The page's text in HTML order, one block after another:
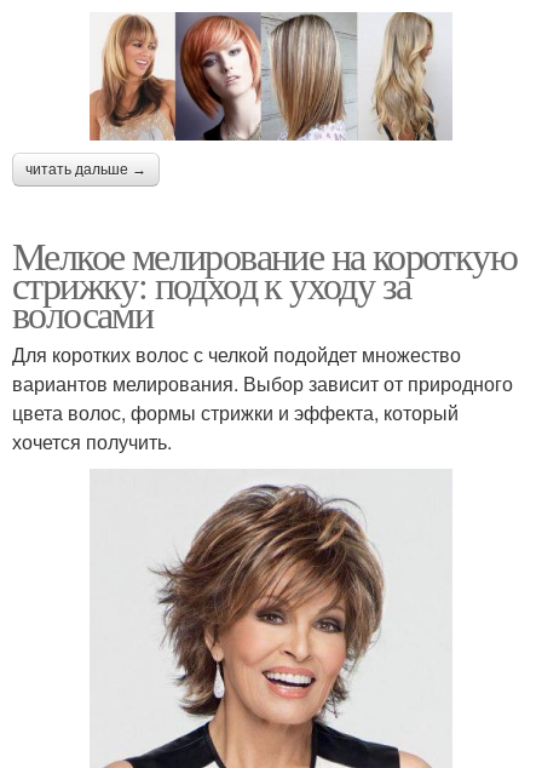
читать дальше →
Мелкое мелирование на короткую
стрижку: подход к уходу за
волосами
Для коротких волос с челкой подойдет множество
вариантов мелирования. Выбор зависит от природного
цвета волос, формы стрижки и эффекта, который
хочется получить.